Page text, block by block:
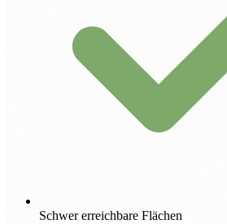
Schwer erreichbare Flächen